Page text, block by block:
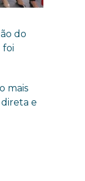
do
foi
mais
e